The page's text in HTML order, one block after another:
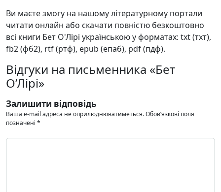
Ви маєте змогу на нашому літературному портали
читати онлайн або скачати повністю безкоштовно
всі книги Бет О'Лірі українською у форматах: txt (тхт),
fb2 (фб2), rtf (ртф), epub (епаб), pdf (пдф).
Відгуки на письменника «Бет
О’Лірі»
Залишити відповідь
Ваша e-mail адреса не оприлюднюватиметься.Обов’язкові поля
позначені *